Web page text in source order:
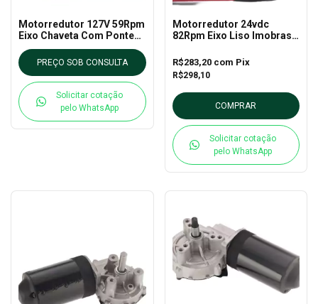
Motorredutor 127V 59Rpm
Eixo Chaveta Com Ponte
Retificadora Imobras-
100430327
PREÇO SOB CONSULTA
Solicitar cotação
pelo WhatsApp
Motorredutor 24vdc
82Rpm Eixo Liso Imobras -
R$298,10
R$283,20 com Pix
COMPRAR
Solicitar cotação
pelo WhatsApp